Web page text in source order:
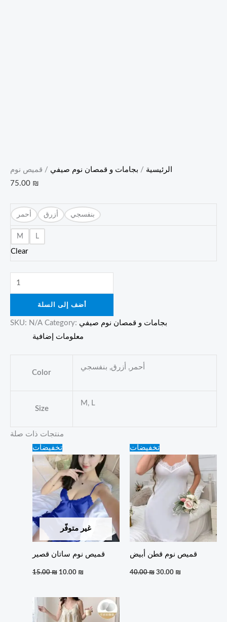
الرئيسية / بجامات و قمصان نوم صيفي / قميص نوم
75.00 ₪
أحمر أزرق بنفسجي
M L
Clear
أضف إلى السلة
SKU: N/A Category: بجامات و قمصان نوم صيفي
معلومات إضافية
Color
أحمر, أزرق, بنفسجي
Size
M, L
منتجات ذات صلة
تخفيضات
غير متوفّر
قميص نوم ساتان قصير
15.00₪
Original
price
was:
15.00 ₪.
10.00 ₪
is:
10.00 ₪.
تخفيضات
قميص نوم قطن أبيض
40.00₪
Original
price
was:
40.00 ₪.
30.00 ₪
is:
30.00 ₪.